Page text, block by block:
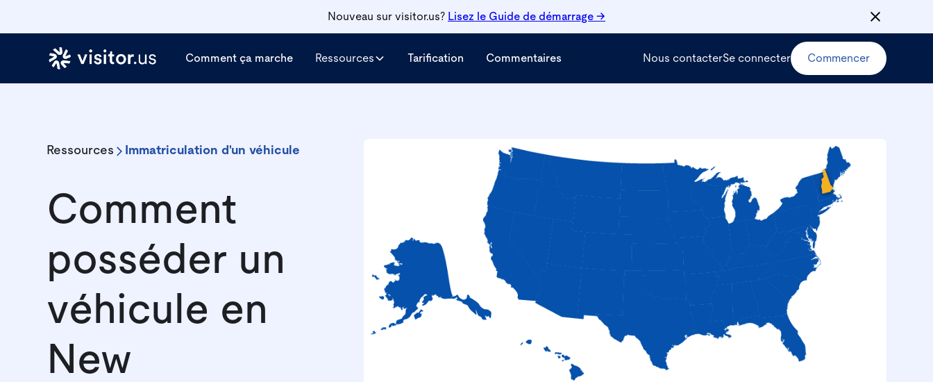
Nouveau sur visitor.us? Lisez le Guide de démarrage →
Comment ça marche Ressources Tarification Commentaires Nous contacterSe connecter Commencer
Ressources Immatriculation d'un véhicule
Comment
posséder un
véhicule en
New